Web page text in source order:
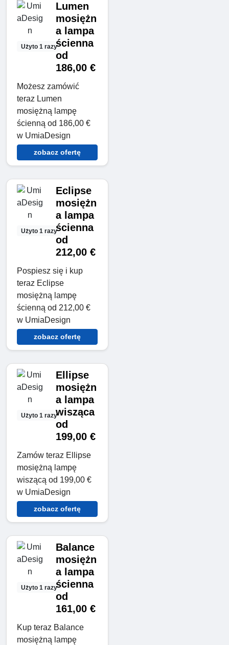
Użyto 1 razy
Lumen
mosiężn
a lampa
ścienna
od
186,00 €
Możesz zamówić
teraz Lumen
mosiężną lampę
ścienną od 186,00 €
w UmiaDesign
zobacz ofertę
Użyto 1 razy
Eclipse
mosiężn
a lampa
ścienna
od
212,00 €
Pospiesz się i kup
teraz Eclipse
mosiężną lampę
ścienną od 212,00 €
w UmiaDesign
zobacz ofertę
Użyto 1 razy
Ellipse
mosiężn
a lampa
wisząca
od
199,00 €
Zamów teraz Ellipse
mosiężną lampę
wiszącą od 199,00 €
w UmiaDesign
zobacz ofertę
Użyto 1 razy
Balance
mosiężn
a lampa
ścienna
od
161,00 €
Kup teraz Balance
mosiężną lampę